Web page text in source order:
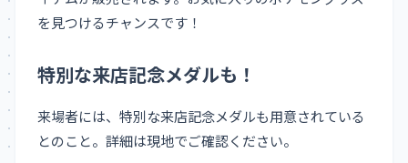
を見つけるチャンスです！
特別な来店記念メダルも！
来場者には、特別な来店記念メダルも用意されている
とのこと。詳細は現地でご確認ください。